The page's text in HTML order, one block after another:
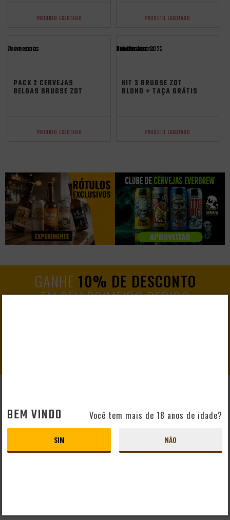
PRODUTO ESGOTADO PRODUTO ESGOTADO
Promocoes
Aniversario
PACK 2 CERVEJAS
BELGAS BRUGSE ZOT
PRODUTO ESGOTADO
Promocoes
Aniversario
Saldão Junino
oktoberfest 2025
KIT 3 BRUGSE ZOT
BLOND + TAÇA GRÁTIS
PRODUTO ESGOTADO
GANHE 10% DE DESCONTO
EM SEU PRIMEIRO PEDIDO
Perguntas Frequentes
Mapa do Site
Formas de Pagamento
Taxas de Entrega
BEM VINDO Você tem mais de 18 anos de idade?
SIM NÃO